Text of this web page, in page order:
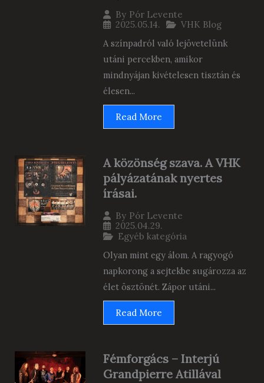
By Pór Levente
2025.05.14.
VHK Blog
A színpadról való lejövetelünk
utáni percekben, amikor
mindnyájan kivételesen tisztán és
élesen...
Read More
A közönség szava. A VHK
pályázatának nyertes
írásai.
By Pór Levente
2025.04.29.
Egyéb kategória
Olyan mint egy álom. A ragyogó
napkorong a sejtekbe sugározza az
élet ösztönét. Zápor utáni...
Read More
Fémforgács – Interjú
Grandpierre Atillával